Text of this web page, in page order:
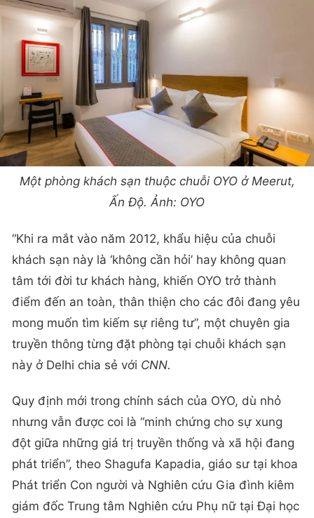
Một phòng khách sạn thuộc chuỗi OYO ở Meerut,
Ấn Độ. Ảnh: OYO
“Khi ra mắt vào năm 2012, khẩu hiệu của chuỗi
khách sạn này là ‘không cần hỏi’ hay không quan
tâm tới đời tư khách hàng, khiến OYO trở thành
điểm đến an toàn, thân thiện cho các đôi đang yêu
mong muốn tìm kiếm sự riêng tư”, một chuyên gia
truyền thông từng đặt phòng tại chuỗi khách sạn
này ở Delhi chia sẻ với CNN.
Quy định mới trong chính sách của OYO, dù nhỏ
nhưng vẫn được coi là “minh chứng cho sự xung
đột giữa những giá trị truyền thống và xã hội đang
phát triển”, theo Shagufa Kapadia, giáo sư tại khoa
Phát triển Con người và Nghiên cứu Gia đình kiêm
giám đốc Trung tâm Nghiên cứu Phụ nữ tại Đại học